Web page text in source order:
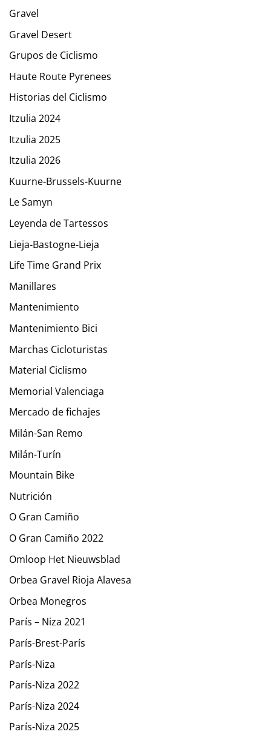
Gravel
Gravel Desert
Grupos de Ciclismo
Haute Route Pyrenees
Historias del Ciclismo
Itzulia 2024
Itzulia 2025
Itzulia 2026
Kuurne-Brussels-Kuurne
Le Samyn
Leyenda de Tartessos
Lieja-Bastogne-Lieja
Life Time Grand Prix
Manillares
Mantenimiento
Mantenimiento Bici
Marchas Cicloturistas
Material Ciclismo
Memorial Valenciaga
Mercado de fichajes
Milán-San Remo
Milán-Turín
Mountain Bike
Nutrición
O Gran Camiño
O Gran Camiño 2022
Omloop Het Nieuwsblad
Orbea Gravel Rioja Alavesa
Orbea Monegros
París – Niza 2021
París-Brest-París
París-Niza
París-Niza 2022
París-Niza 2024
París-Niza 2025